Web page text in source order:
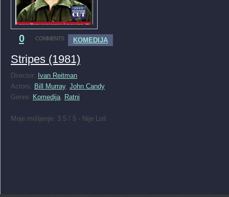
0 COMMENTS KOMEDIJA
Stripes (1981)
Director:
Ivan Reitman
Actors: Bill Murray, John Candy
Genre: Komedija, Ratni
Moje mišljenje: 3.5 / 5 - Nije Loš